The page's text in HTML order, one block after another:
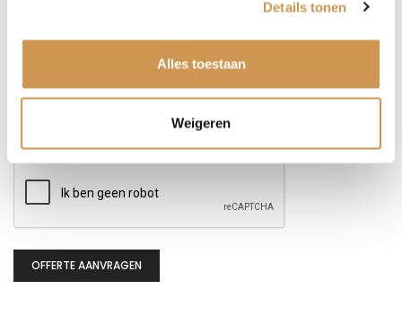
Details tonen
Alles toestaan
Weigeren
OFFERTE AANVRAGEN